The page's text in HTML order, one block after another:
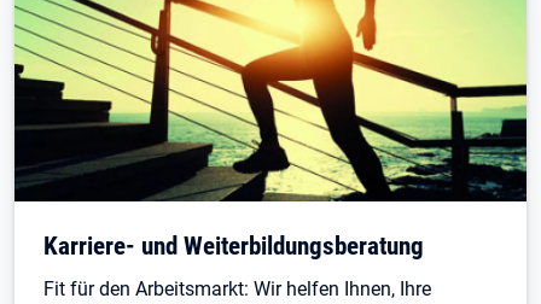
Karriere- und Weiterbildungsberatung
Fit für den Arbeitsmarkt: Wir helfen Ihnen, Ihre